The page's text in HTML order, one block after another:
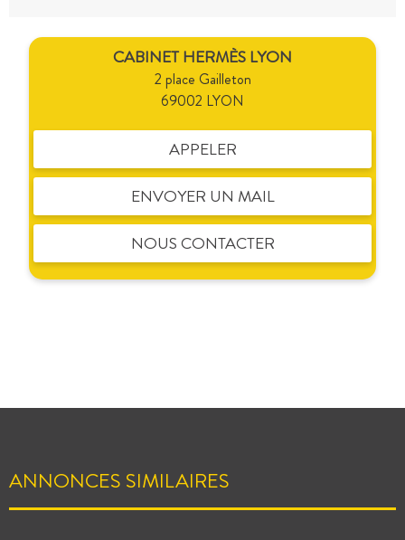
CABINET HERMÈS LYON
2 place Gailleton
69002 LYON
APPELER
ENVOYER UN MAIL
NOUS CONTACTER
ANNONCES SIMILAIRES